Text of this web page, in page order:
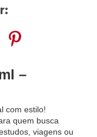
–
com estilo!
quem busca
viagens ou